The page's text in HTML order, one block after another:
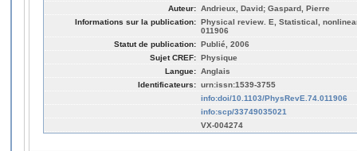
Auteur: Andrieux, David; Gaspard, Pierre
Informations sur la publication: Physical review. E, Statistical,
011906
Statut de publication: Publié, 2006
Sujet CREF: Physique
Langue: Anglais
Identificateurs: urn:issn:1539-3755
info:doi/10.1103/PhysRevE.74.011906
info:scp/33749035021
VX-004274